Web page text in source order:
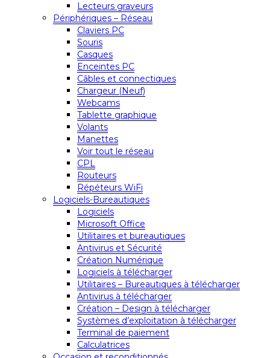
Lecteurs graveurs
Périphériques – Réseau
Claviers PC
Souris
Casques
Enceintes PC
Câbles et connectiques
Chargeur (Neuf)
Webcams
Tablette graphique
Volants
Manettes
Voir tout le réseau
CPL
Routeurs
Répéteurs WiFi
Logiciels-Bureautiques
Logiciels
Microsoft Office
Utilitaires et bureautiques
Antivirus et Sécurité
Création Numérique
Logiciels à télécharger
Utilitaires – Bureautiques à télécharger
Antivirus à télécharger
Création – Design à télécharger
Systèmes d’exploitation à télécharger
Terminal de paiement
Calculatrices